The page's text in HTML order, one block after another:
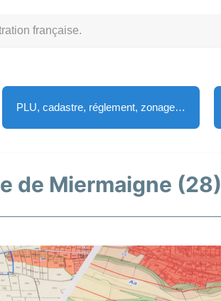
française.
PLU, cadastre, réglement, zonage…
de Miermaigne (28)